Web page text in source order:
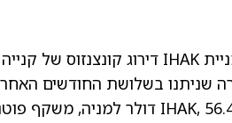
מכירה שניתנו בשלושת החודשים